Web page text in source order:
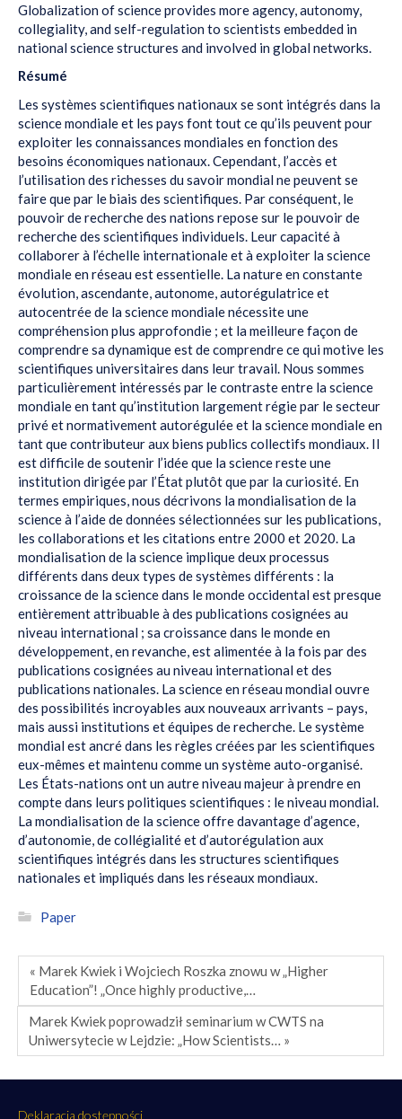
Globalization of science provides more agency, autonomy,
collegiality, and self-regulation to scientists embedded in
national science structures and involved in global networks.
Résumé
Les systèmes scientifiques nationaux se sont intégrés dans la
science mondiale et les pays font tout ce qu’ils peuvent pour
exploiter les connaissances mondiales en fonction des
besoins économiques nationaux. Cependant, l’accès et
l’utilisation des richesses du savoir mondial ne peuvent se
faire que par le biais des scientifiques. Par conséquent, le
pouvoir de recherche des nations repose sur le pouvoir de
recherche des scientifiques individuels. Leur capacité à
collaborer à l’échelle internationale et à exploiter la science
mondiale en réseau est essentielle. La nature en constante
évolution, ascendante, autonome, autorégulatrice et
autocentrée de la science mondiale nécessite une
compréhension plus approfondie ; et la meilleure façon de
comprendre sa dynamique est de comprendre ce qui motive les
scientifiques universitaires dans leur travail. Nous sommes
particulièrement intéressés par le contraste entre la science
mondiale en tant qu’institution largement régie par le secteur
privé et normativement autorégulée et la science mondiale en
tant que contributeur aux biens publics collectifs mondiaux. Il
est difficile de soutenir l’idée que la science reste une
institution dirigée par l’État plutôt que par la curiosité. En
termes empiriques, nous décrivons la mondialisation de la
science à l’aide de données sélectionnées sur les publications,
les collaborations et les citations entre 2000 et 2020. La
mondialisation de la science implique deux processus
différents dans deux types de systèmes différents : la
croissance de la science dans le monde occidental est presque
entièrement attribuable à des publications cosignées au
niveau international ; sa croissance dans le monde en
développement, en revanche, est alimentée à la fois par des
publications cosignées au niveau international et des
publications nationales. La science en réseau mondial ouvre
des possibilités incroyables aux nouveaux arrivants – pays,
mais aussi institutions et équipes de recherche. Le système
mondial est ancré dans les règles créées par les scientifiques
eux-mêmes et maintenu comme un système auto-organisé.
Les États-nations ont un autre niveau majeur à prendre en
compte dans leurs politiques scientifiques : le niveau mondial.
La mondialisation de la science offre davantage d’agence,
d’autonomie, de collégialité et d’autorégulation aux
scientifiques intégrés dans les structures scientifiques
nationales et impliqués dans les réseaux mondiaux.
Paper
« Marek Kwiek i Wojciech Roszka znowu w „Higher
Education”! „Once highly productive,…
Marek Kwiek poprowadził seminarium w CWTS na
Uniwersytecie w Lejdzie: „How Scientists… »
Deklaracja dostępności